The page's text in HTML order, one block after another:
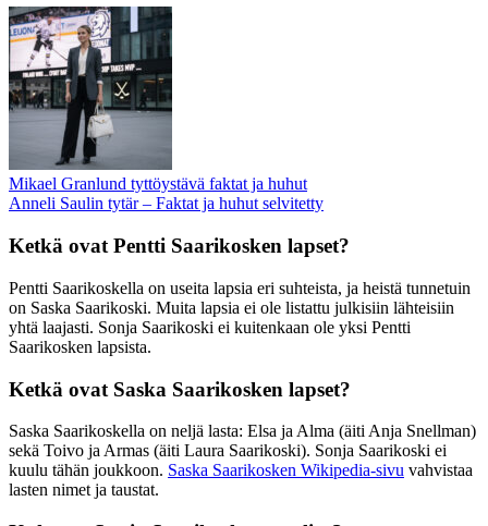
Mikael Granlund tyttöystävä faktat ja huhut
Anneli Saulin tytär – Faktat ja huhut selvitetty
Ketkä ovat Pentti Saarikosken lapset?
Pentti Saarikoskella on useita lapsia eri suhteista, ja heistä tunnetuin
on Saska Saarikoski. Muita lapsia ei ole listattu julkisiin lähteisiin
yhtä laajasti. Sonja Saarikoski ei kuitenkaan ole yksi Pentti
Saarikosken lapsista.
Ketkä ovat Saska Saarikosken lapset?
Saska Saarikoskella on neljä lasta: Elsa ja Alma (äiti Anja Snellman)
sekä Toivo ja Armas (äiti Laura Saarikoski). Sonja Saarikoski ei
kuulu tähän joukkoon. Saska Saarikosken Wikipedia-sivu vahvistaa
lasten nimet ja taustat.